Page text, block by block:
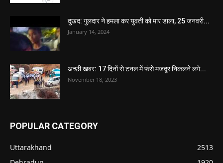
दुखद: गुलदार ने हमला कर युवती को मार डाला, 25 जनवरी...
January 14, 2024
अच्छी खबर: 17 दिनों से टनल में फंसे मजदूर निकलने लगे...
November 18, 2023
POPULAR CATEGORY
Uttarakhand
2513